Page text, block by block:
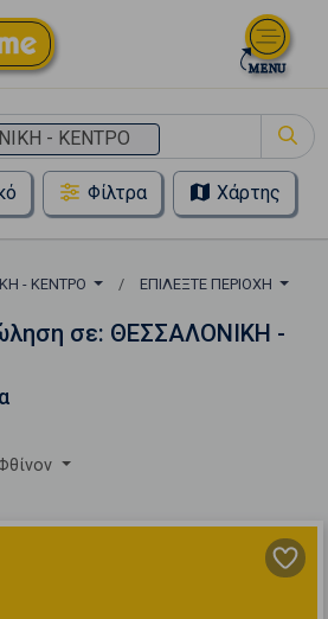
- ΚΕΝΤΡΟ
Φίλτρα Χάρτης
- ΚΕΝΤΡΟ ΕΠΙΛΈΞΤΕ ΠΕΡΙΟΧΉ
σε: ΘΕΣΣΑΛΟΝΙΚΗ -